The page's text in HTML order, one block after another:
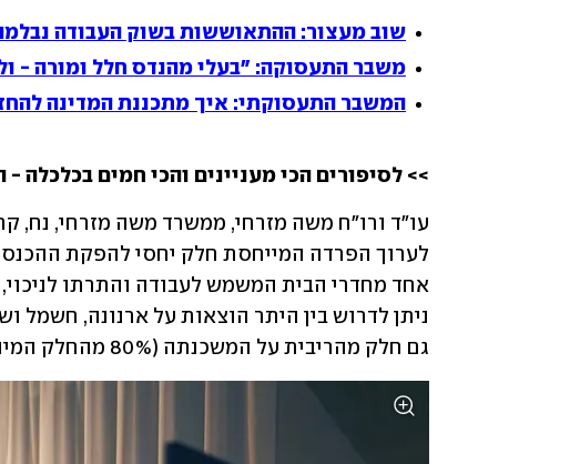
שוב מעצור: ההתאוששות בשוק העבודה נבלמה
משבר התעסוקה: "בעלי מהנדס חלל ומורה -
המשבר התעסוקתי: איך מתכננת המדינה
>> לסיפורים הכי מעניינים והכי חמים בכלכלה -
גם חלק מהריבית על המשכנתה (80% מהחלק המיוחס לחדר העבודה)".